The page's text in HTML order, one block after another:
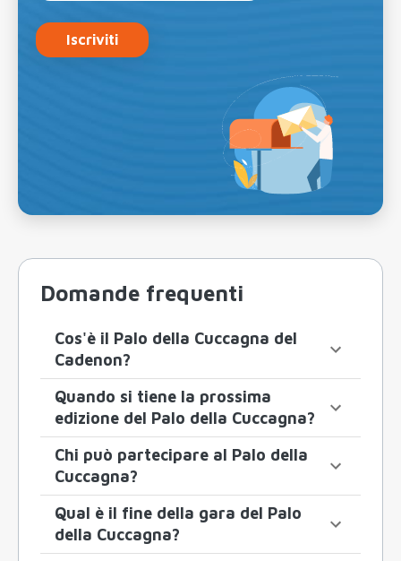
Iscriviti
Domande frequenti
Cos'è il Palo della Cuccagna del
Cadenon?
Quando si tiene la prossima
edizione del Palo della Cuccagna?
Chi può partecipare al Palo della
Cuccagna?
Qual è il fine della gara del Palo
della Cuccagna?